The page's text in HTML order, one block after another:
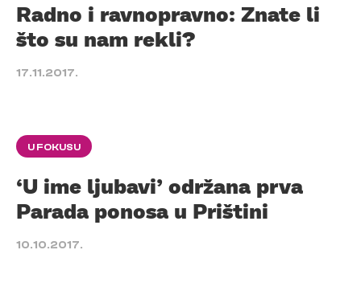
Radno i ravnopravno: Znate li
što su nam rekli?
17.11.2017.
U FOKUSU
‘U ime ljubavi’ održana prva
Parada ponosa u Prištini
10.10.2017.